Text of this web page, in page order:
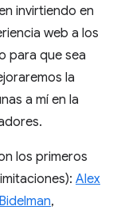
invirtiendo en
web a los
para que sea
la
a mí en la
los primeros
Alex
,